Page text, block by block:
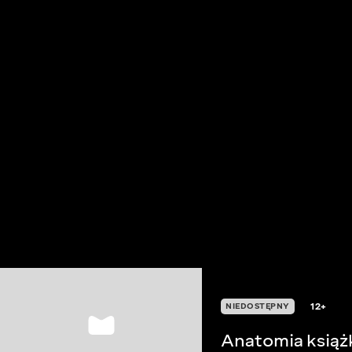
NIEDOSTĘPNY 12+
Anatomia